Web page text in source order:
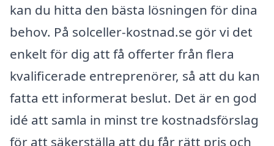
kan du hitta den bästa lösningen för dina
behov. På solceller-kostnad.se gör vi det
enkelt för dig att få offerter från flera
kvalificerade entreprenörer, så att du kan
fatta ett informerat beslut. Det är en god
idé att samla in minst tre kostnadsförslag
för att säkerställa att du får rätt pris och